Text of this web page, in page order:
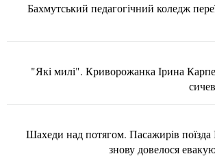
Бахмутський педагогічний коледж
"Які милі". Криворожанка Ірина
Шахеди над потягом. Пасажирів
знову довелося